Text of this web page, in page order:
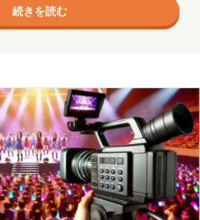
クラウド
健康 出張
分析
療 名古屋
大阪
導入支援
山口
出 愛媛
愛知
は平川市 猿賀公園の「蓮の花まつ
ごろに行われていますが 2024年は
報を公開中！ 私はだいたい毎年見
が、先日早速行…
続きを読む